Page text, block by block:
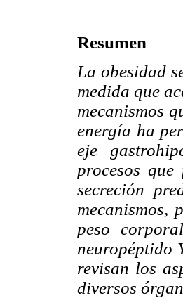
Resumen
La obesidad
medida que
mecanismos
energía ha
eje
procesos
secreción
mecanismos,
peso
neuropéptido
revisan los
diversos